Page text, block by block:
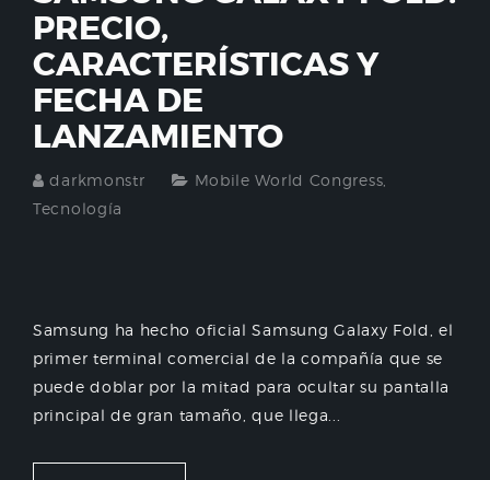
PRECIO,
CARACTERÍSTICAS Y
FECHA DE
LANZAMIENTO
darkmonstr Mobile World Congress
Tecnología
Samsung ha hecho oficial Samsung Galaxy Fold, el
primer terminal comercial de la compañía que se
puede doblar por la mitad para ocultar su pantalla
principal de gran tamaño, que llega...